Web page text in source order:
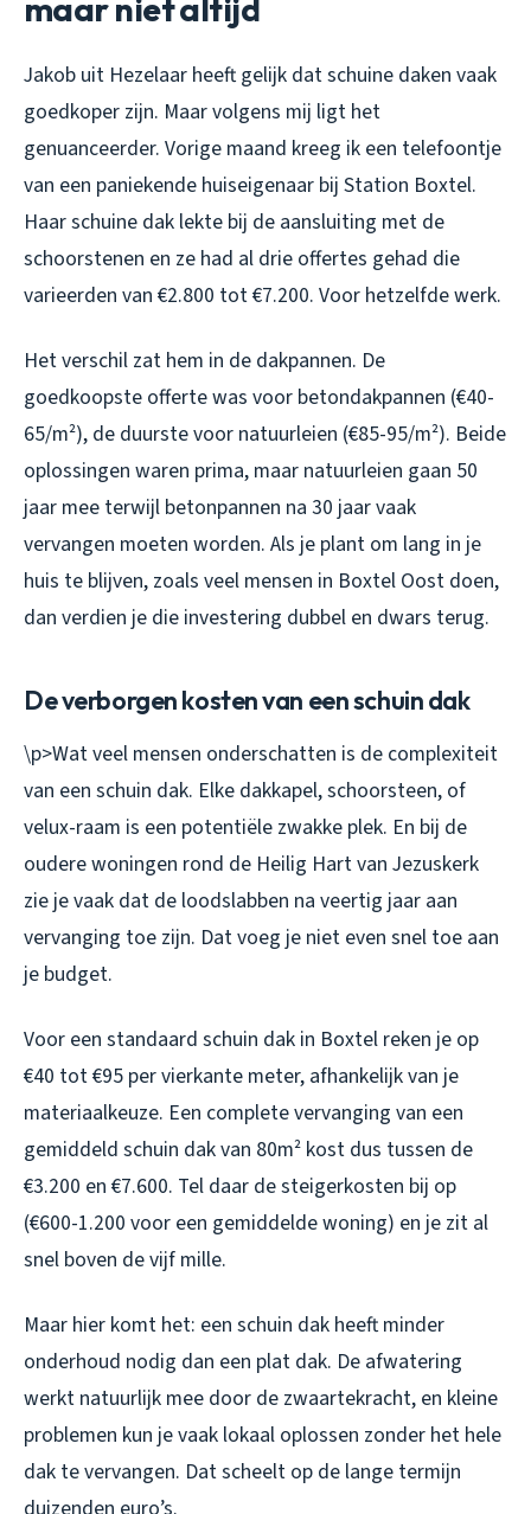
maar niet altijd
Jakob uit Hezelaar heeft gelijk dat schuine daken vaak
goedkoper zijn. Maar volgens mij ligt het
genuanceerder. Vorige maand kreeg ik een telefoontje
van een paniekende huiseigenaar bij Station Boxtel.
Haar schuine dak lekte bij de aansluiting met de
schoorstenen en ze had al drie offertes gehad die
varieerden van €2.800 tot €7.200. Voor hetzelfde werk.
Het verschil zat hem in de dakpannen. De
goedkoopste offerte was voor betondakpannen (€40-
65/m²), de duurste voor natuurleien (€85-95/m²). Beide
oplossingen waren prima, maar natuurleien gaan 50
jaar mee terwijl betonpannen na 30 jaar vaak
vervangen moeten worden. Als je plant om lang in je
huis te blijven, zoals veel mensen in Boxtel Oost doen,
dan verdien je die investering dubbel en dwars terug.
De verborgen kosten van een schuin dak
\p>Wat veel mensen onderschatten is de complexiteit
van een schuin dak. Elke dakkapel, schoorsteen, of
velux-raam is een potentiële zwakke plek. En bij de
oudere woningen rond de Heilig Hart van Jezuskerk
zie je vaak dat de loodslabben na veertig jaar aan
vervanging toe zijn. Dat voeg je niet even snel toe aan
je budget.
Voor een standaard schuin dak in Boxtel reken je op
€40 tot €95 per vierkante meter, afhankelijk van je
materiaalkeuze. Een complete vervanging van een
gemiddeld schuin dak van 80m² kost dus tussen de
€3.200 en €7.600. Tel daar de steigerkosten bij op
(€600-1.200 voor een gemiddelde woning) en je zit al
snel boven de vijf mille.
Maar hier komt het: een schuin dak heeft minder
onderhoud nodig dan een plat dak. De afwatering
werkt natuurlijk mee door de zwaartekracht, en kleine
problemen kun je vaak lokaal oplossen zonder het hele
dak te vervangen. Dat scheelt op de lange termijn